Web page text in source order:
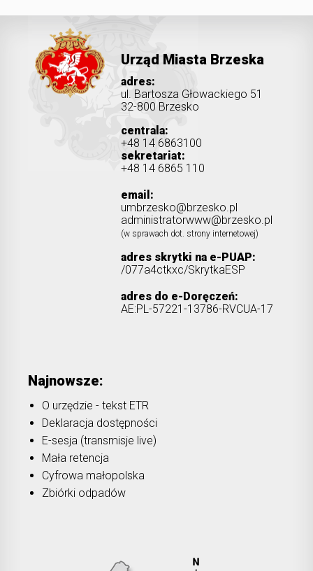
Najnowsze:
O urzędzie - tekst ETR
Deklaracja dostępności
E-sesja (transmisje live)
Mała retencja
Cyfrowa małopolska
Zbiórki odpadów
Urząd Miasta Brzeska
adres:
ul. Bartosza Głowackiego 51
32-800 Brzesko
centrala:
+48 14 6863100
sekretariat:
+48 14 6865 110
email:
umbrzesko@brzesko.pl
administratorwww@brzesko.pl
(w sprawach dot. strony internetowej)
adres skrytki na e-PUAP:
/077a4ctkxc/SkrytkaESP
adres do e-Doręczeń:
AE:PL-57221-13786-RVCUA-17